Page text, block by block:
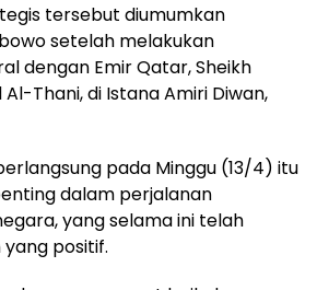
tersebut diumumkan
setelah melakukan
dengan Emir Qatar, Sheikh
Thani, di Istana Amiri Diwan,
pada Minggu (13/4) itu
dalam perjalanan
yang selama ini telah
positif.